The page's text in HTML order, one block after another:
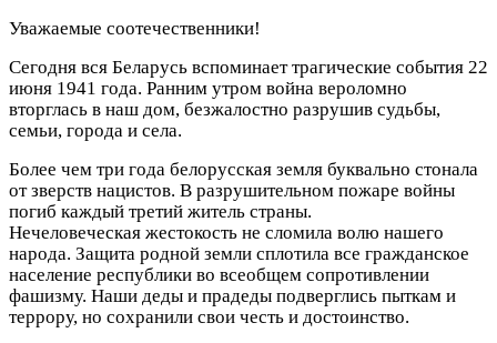
Уважаемые соотечественники!
Сегодня вся Беларусь вспоминает трагические события 22
июня 1941 года. Ранним утром война вероломно
вторглась в наш дом, безжалостно разрушив судьбы,
семьи, города и села.
Более чем три года белорусская земля буквально стонала
от зверств нацистов. В разрушительном пожаре войны
погиб каждый третий житель страны.
Нечеловеческая жестокость не сломила волю нашего
народа. Защита родной земли сплотила все гражданское
население республики во всеобщем сопротивлении
фашизму. Наши деды и прадеды подверглись пыткам и
террору, но сохранили свои честь и достоинство.